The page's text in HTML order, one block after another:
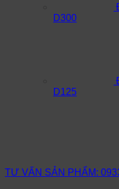
D300
D125
TƯ VẤN SẢN PHẨM: